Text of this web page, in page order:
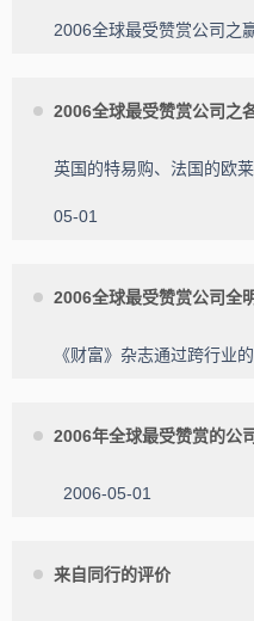
2006全球最受赞赏公司之
2006全球最受赞赏公司之
英国的特易购、法国的欧
05-01
2006全球最受赞赏公司全
《财富》杂志通过跨行业
2006年全球最受赞赏的公
2006-05-01
来自同行的评价